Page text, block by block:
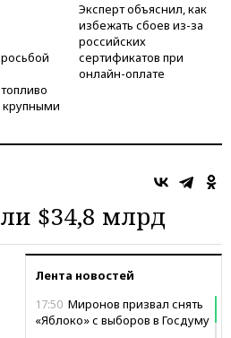
Эксперт объяснил, как
избежать сбоев из-за
российских
сертификатов при
онлайн-оплате
$34,8 млрд
Лента новостей
17:50 Миронов призвал снять
«Яблоко» с выборов в Госдуму